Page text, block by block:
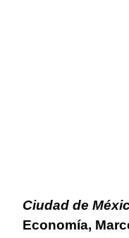
Ciudad de
Economía,